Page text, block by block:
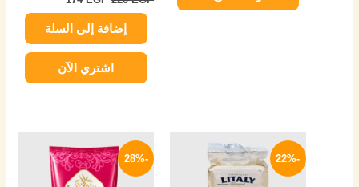
إضافة إلى السلة
اشتري الآن
-22%
الأصلي
هو:
185 EGP.
الحالي
هو:
144 EGP.
-28%
الأصلي
هو:
75 EGP.
الحالي
هو:
54 EGP.